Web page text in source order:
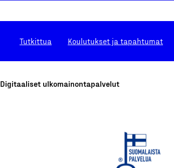
Tutkittua Koulutukset ja tapahtumat
Digitaaliset ulkomainontapalvelut